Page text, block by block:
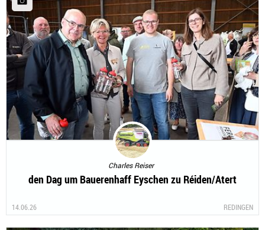
Charles Reiser
den Dag um Bauerenhaff Eyschen zu Réiden/Atert
14.06.26 REDINGEN